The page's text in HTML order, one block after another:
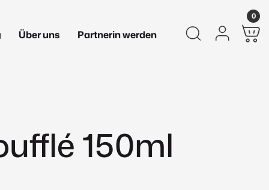
Über uns Partnerin werden
0
150ml